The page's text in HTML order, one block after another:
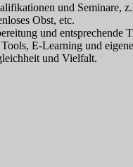
und Seminare,
Obst, etc.
und entsprechende
E-Learning und
und Vielfalt.